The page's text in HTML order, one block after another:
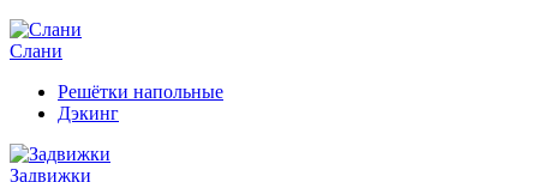
Слани
Решётки напольные
Дэкинг
Задвижки